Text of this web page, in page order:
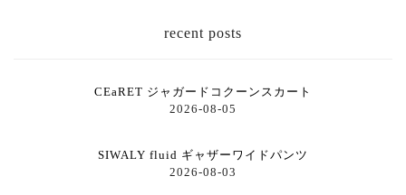
recent posts
CEaRET ジャガードコクーンスカート
2026-08-05
SIWALY fluid ギャザーワイドパンツ
2026-08-03